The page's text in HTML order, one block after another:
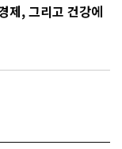
제, 그리고 건강에